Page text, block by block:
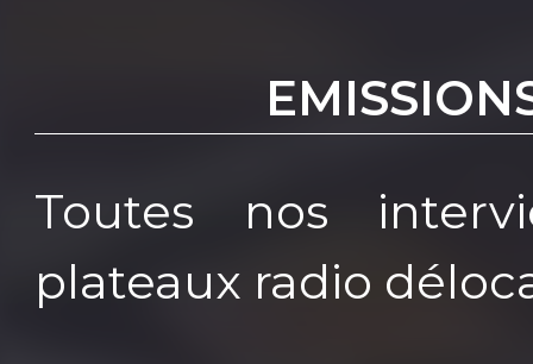
Toutes nos
plateaux radio